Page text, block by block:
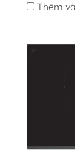
Thêm